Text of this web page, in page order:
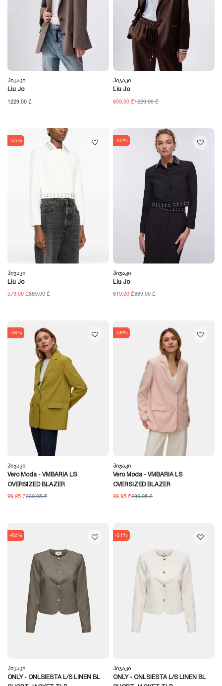
Პიჯაკი
Liu Jo
1229,00 ₾
Პიჯაკი
Liu Jo
859,00 ₾1229,00 ₾
-35%
Პიჯაკი
Liu Jo
579,00 ₾889,00 ₾
-30%
Პიჯაკი
Liu Jo
619,00 ₾889,00 ₾
-58%
Პიჯაკი
Vero Moda - VMBARIA LS
OVERSIZED BLAZER
99,95 ₾239,95 ₾
-58%
Პიჯაკი
Vero Moda - VMBARIA LS
OVERSIZED BLAZER
99,95 ₾239,95 ₾
-62%
Პიჯაკი
ONLY - ONLSIESTA L/S LINEN BL
-31%
Პიჯაკი
ONLY - ONLSIESTA L/S LINEN BL